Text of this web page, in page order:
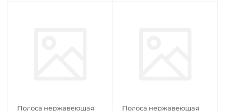
Полоса нержавеющая
Полоса нержавеющая